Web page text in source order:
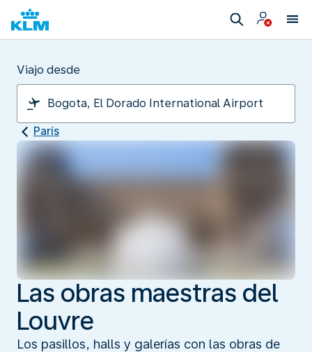
Viajo desde
París
Las obras maestras del
Louvre
Los pasillos, halls y galerías con las obras de